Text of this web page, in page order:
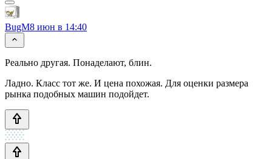
BugM8 июн в 14:40
Реально другая. Понаделают, блин.
Ладно. Класс тот же. И цена похожая. Для оценки размера
рынка подобных машин подойдет.